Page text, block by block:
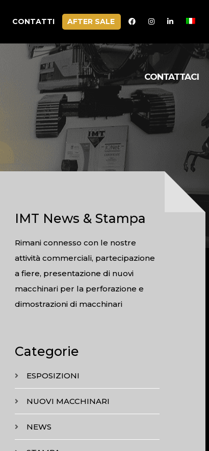
CONTATTI AFTER SALE
CONTATTACI
IMT News & Stampa
Rimani connesso con le nostre
attività commerciali, partecipazione
a fiere, presentazione di nuovi
macchinari per la perforazione e
dimostrazioni di macchinari
Categorie
ESPOSIZIONI
NUOVI MACCHINARI
NEWS